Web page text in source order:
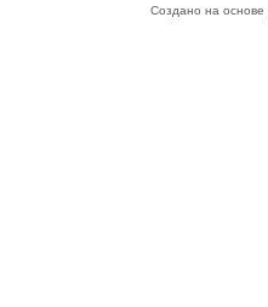
Создано на основе